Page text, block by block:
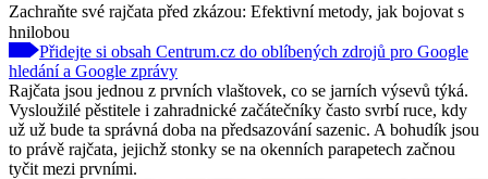
Zachraňte své rajčata před zkázou: Efektivní metody, jak bojovat s
hnilobou
Přidejte si obsah Centrum.cz do oblíbených zdrojů pro Google
hledání a Google zprávy
Rajčata jsou jednou z prvních vlaštovek, co se jarních výsevů týká.
Vysloužilé pěstitele i zahradnické začátečníky často svrbí ruce, kdy
už už bude ta správná doba na předsazování sazenic. A bohudík jsou
to právě rajčata, jejichž stonky se na okenních parapetech začnou
tyčit mezi prvními.